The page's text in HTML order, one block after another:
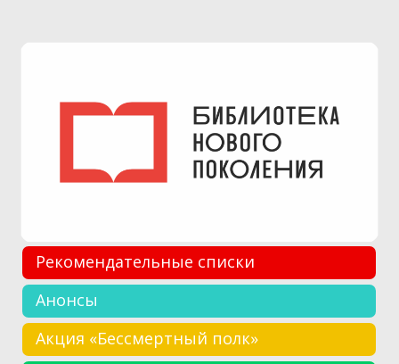
Рекомендательные списки
Анонсы
Акция «Бессмертный полк»